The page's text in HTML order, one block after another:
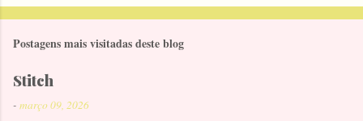
Postagens mais visitadas deste blog
Stitch
- março 09, 2026